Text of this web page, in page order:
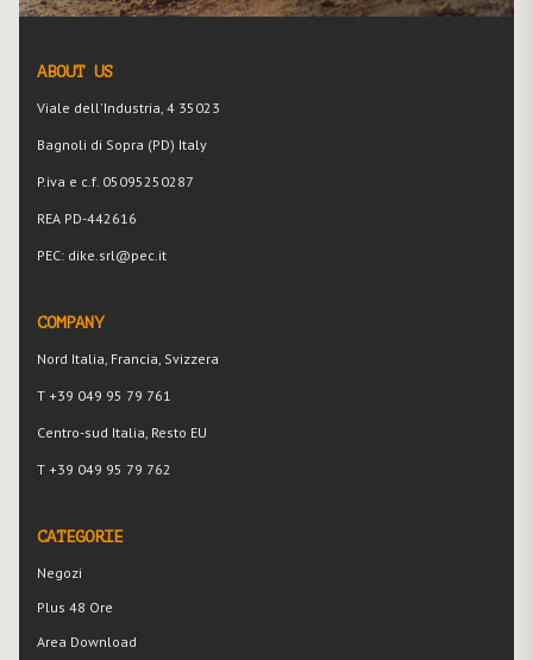
ABOUT US
Viale dell'Industria, 4 35023
Bagnoli di Sopra (PD) Italy
P.iva e c.f. 05095250287
REA PD-442616
PEC: dike.srl@pec.it
COMPANY
Nord Italia, Francia, Svizzera
T +39 049 95 79 761
Centro-sud Italia, Resto EU
T +39 049 95 79 762
CATEGORIE
Negozi
Plus 48 Ore
Area Download